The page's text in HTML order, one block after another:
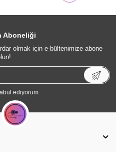
Aboneliği
olmak için e-bültenimize abone
ediyorum.